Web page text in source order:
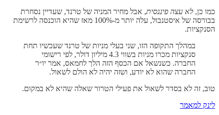
כמו כן,לא עצה פיננסית, אבל מחיר המניה של טרנד, שעדיין נסחרת
בבורסה של איסטנבול, עלה יותר מ-100% מאז שהיא הוכנסה לרשימת
הסנקציות.
במהלך התקופה הזו, שני בעלי מניות של טרנד שעכשיו תחת
סנקציות מכרו מניות בשווי 4.3 מיליון דולר, לפי רישומי
החברה. כשנשאל אם הכסף הזה הלך לחמאס, אמר יו״ר
החברה שהוא לא יודע, ושזה יהיה לא הולם לשאול.
טוב, זה לא בסדר לשאול את פעילי הטרור שאלה שהיא לא במקום.
לינק למאמר